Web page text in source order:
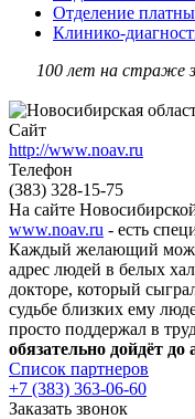
Отделение
Клинико-
100 лет на страже
Сайт
http://www.noav.ru
Телефон
(383) 328-15-75
На сайте
www.noav.ru - есть
Каждый желающий
адрес людей в белых
докторе, который
судьбе близких ему
просто поддержал в
обязательно дойдёт до
Список партнеров
+7 (383) 363-06-60
Заказать звонок